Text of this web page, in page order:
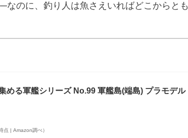
なのに、釣り人は魚さえいればどこからとも
める軍艦シリーズ No.99 軍艦島(端島) プラモデル
点 | Amazon調べ）